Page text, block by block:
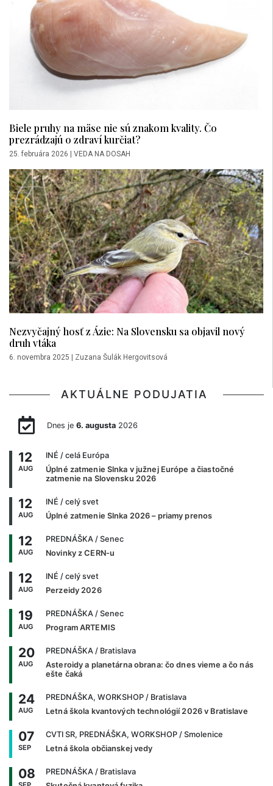
Biele pruhy na mäse nie sú znakom kvality. Čo
prezrádzajú o zdraví kurčiat?
25. februára 2026 | VEDA NA DOSAH
Nezvyčajný hosť z Ázie: Na Slovensku sa objavil nový
druh vtáka
6. novembra 2025 | Zuzana Šulák Hergovitsová
AKTUÁLNE PODUJATIA
Dnes je 6. augusta2026
12
AUG
INÉ / celá Európa
Úplné zatmenie Slnka v južnej Európe a čiastočné
zatmenie na Slovensku 2026
12
AUG
INÉ / celý svet
Úplné zatmenie Slnka 2026 – priamy prenos
12
AUG
PREDNÁŠKA / Senec
Novinky z CERN-u
12
AUG
INÉ / celý svet
Perzeidy 2026
19
AUG
PREDNÁŠKA / Senec
Program ARTEMIS
20
AUG
PREDNÁŠKA / Bratislava
Asteroidy a planetárna obrana: čo dnes vieme a čo nás
ešte čaká
24
AUG
PREDNÁŠKA, WORKSHOP / Bratislava
Letná škola kvantových technológií 2026 v Bratislave
07
SEP
CVTI SR, PREDNÁŠKA, WORKSHOP / Smolenice
Letná škola občianskej vedy
08 PREDNÁŠKA / Bratislava